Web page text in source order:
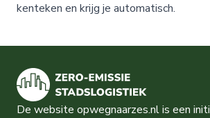
kenteken en krijg je automatisch.
De website opwegnaarzes.nl is een